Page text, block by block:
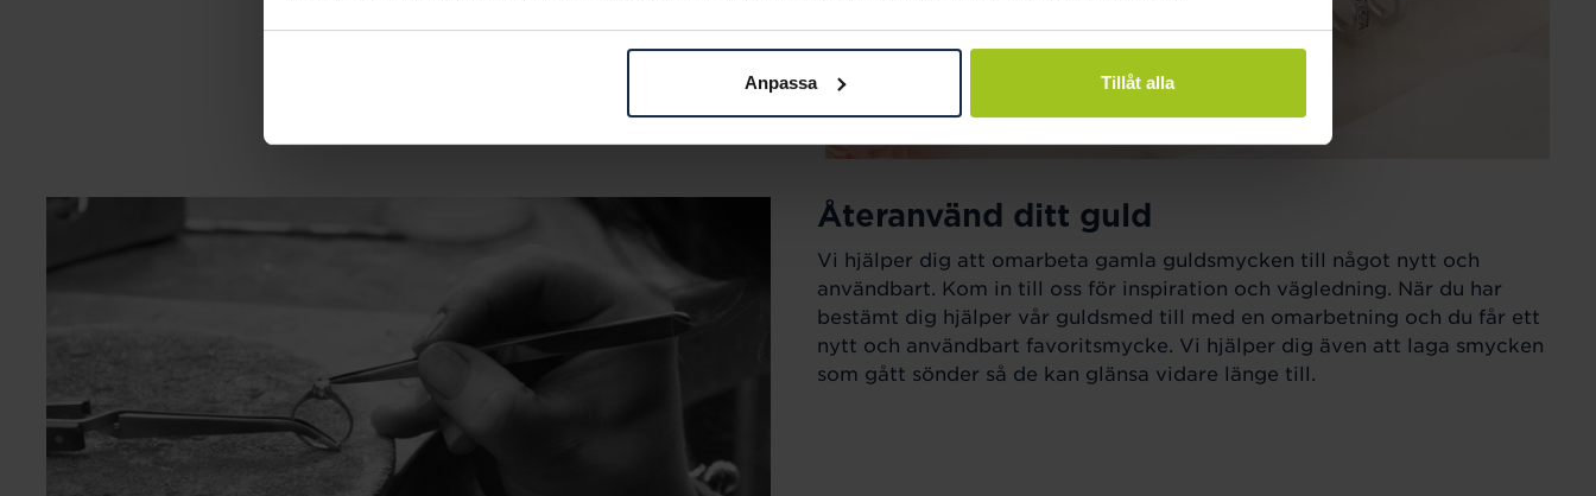
Anpassa Tillåt alla
Återanvänd ditt guld
Vi hjälper dig att omarbeta gamla guldsmycken till något nytt och
användbart. Kom in till oss för inspiration och vägledning. När du har
bestämt dig hjälper vår guldsmed till med en omarbetning och du får ett
nytt och användbart favoritsmycke. Vi hjälper dig även att laga smycken
som gått sönder så de kan glänsa vidare länge till.